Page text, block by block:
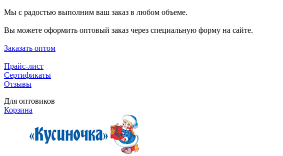
Мы с радостью выполним ваш заказ в любом объеме.
Вы можете оформить оптовый заказ через специальную форму на сайте.
Заказать оптом
Прайс-лист
Сертификаты
Отзывы
Для оптовиков
Корзина